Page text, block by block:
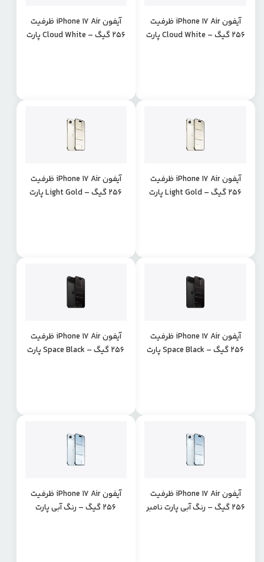
آیفون iPhone 17 Air ظرفیت
256 گیگ – Cloud White پارت
آیفون iPhone 17 Air ظرفیت
256 گیگ – Cloud White پارت
آیفون iPhone 17 Air ظرفیت
256 گیگ – Light Gold پارت
آیفون iPhone 17 Air ظرفیت
256 گیگ – Light Gold پارت
آیفون iPhone 17 Air ظرفیت
256 گیگ – Space Black پارت
آیفون iPhone 17 Air ظرفیت
256 گیگ – Space Black پارت
آیفون iPhone 17 Air ظرفیت
256 گیگ – رنگ آبی پارت نامبر
آیفون iPhone 17 Air ظرفیت
256 گیگ – رنگ آبی پارت